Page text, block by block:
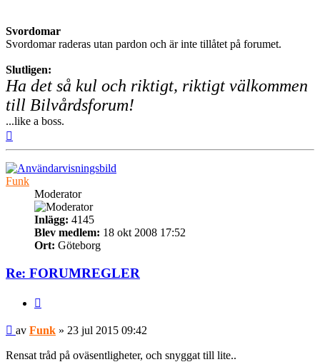
Svordomar
Svordomar raderas utan pardon och är inte tillåtet på forumet.
Slutligen:
Ha det så kul och riktigt, riktigt välkommen
till Bilvårdsforum!
...like a boss.
Funk
Moderator
Inlägg: 4145
Blev medlem: 18 okt 2008 17:52
Ort: Göteborg
Re: FORUMREGLER
Inlägg
av Funk » 23 jul 2015 09:42
Rensat tråd på oväsentligheter, och snyggat till lite..